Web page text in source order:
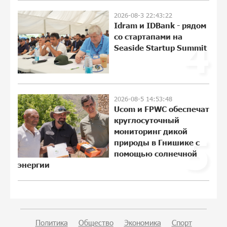
ЕАЭС со временем будет расширяться.
Когда-нибудь это поймёт и рядовой
армянин, но будет уже поздно
Если Израиль использует тему
Геноцида армян против Эрдогана, то
что для него значит сам Геноцид?
11:04:55 31-07-2026
ВТБ (Армения): вклад «Стабильный» —
Платформа Rate.Trading на Seaside
4
2026-08-3 22:43:22
Idram и IDBank - рядом
со стартапами на
Seaside Startup Summit
5
2026-08-5 14:53:48
Ucom и FPWC обеспечат
круглосуточный
мониторинг дикой
природы в Гнишике с
помощью солнечной
энергии
Политика Общество Экономика Спорт